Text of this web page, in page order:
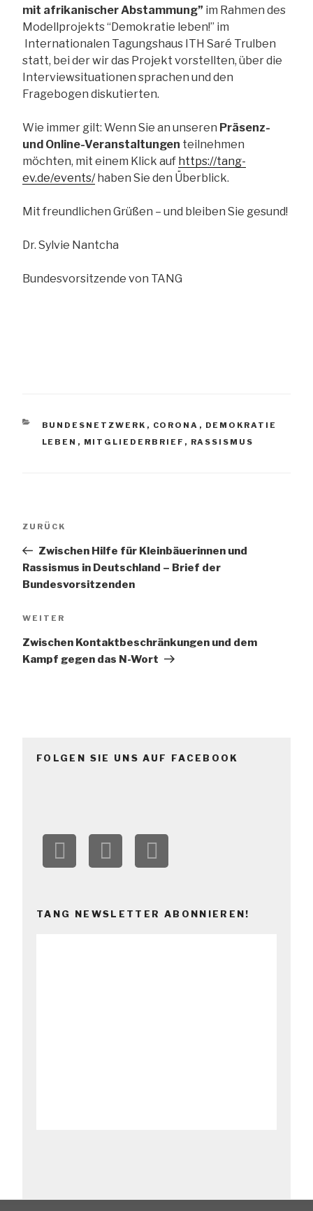
mit afrikanischer Abstammung” im Rahmen des
Modellprojekts “Demokratie leben!” im
Internationalen Tagungshaus ITH Saré Trulben
statt, bei der wir das Projekt vorstellten, über die
Interviewsituationen sprachen und den
Fragebogen diskutierten.
Wie immer gilt: Wenn Sie an unseren Präsenz-
und Online-Veranstaltungen teilnehmen
möchten, mit einem Klick auf https://tang-
ev.de/events/haben Sie den Überblick.
Mit freundlichen Grüßen – und bleiben Sie gesund!
Dr. Sylvie Nantcha
Bundesvorsitzende von TANG
KATEGORIEN
BUNDESNETZWERK , CORONA , DEMOKRATIE
LEBEN , MITGLIEDERBRIEF , RASSISMUS
Vorheriger
ZURÜCK
Zwischen Hilfe für Kleinbäuerinnen und
Rassismus in Deutschland – Brief der
Bundesvorsitzenden
Nächster
WEITER
Zwischen Kontaktbeschränkungen und dem
Kampf gegen das N-Wort
FOLGEN SIE UNS AUF FACEBOOK
TANG NEWSLETTER ABONNIEREN!